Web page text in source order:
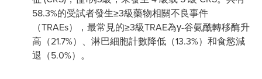
58.3%的受試者發生≥3級藥物相關不良事件
（TRAEs），最常見的≥3級TRAE為γ-谷氨酰轉移酶升
高（21.7%）、淋巴細胞計數降低（13.3%）和食慾減
退（5.0%）。